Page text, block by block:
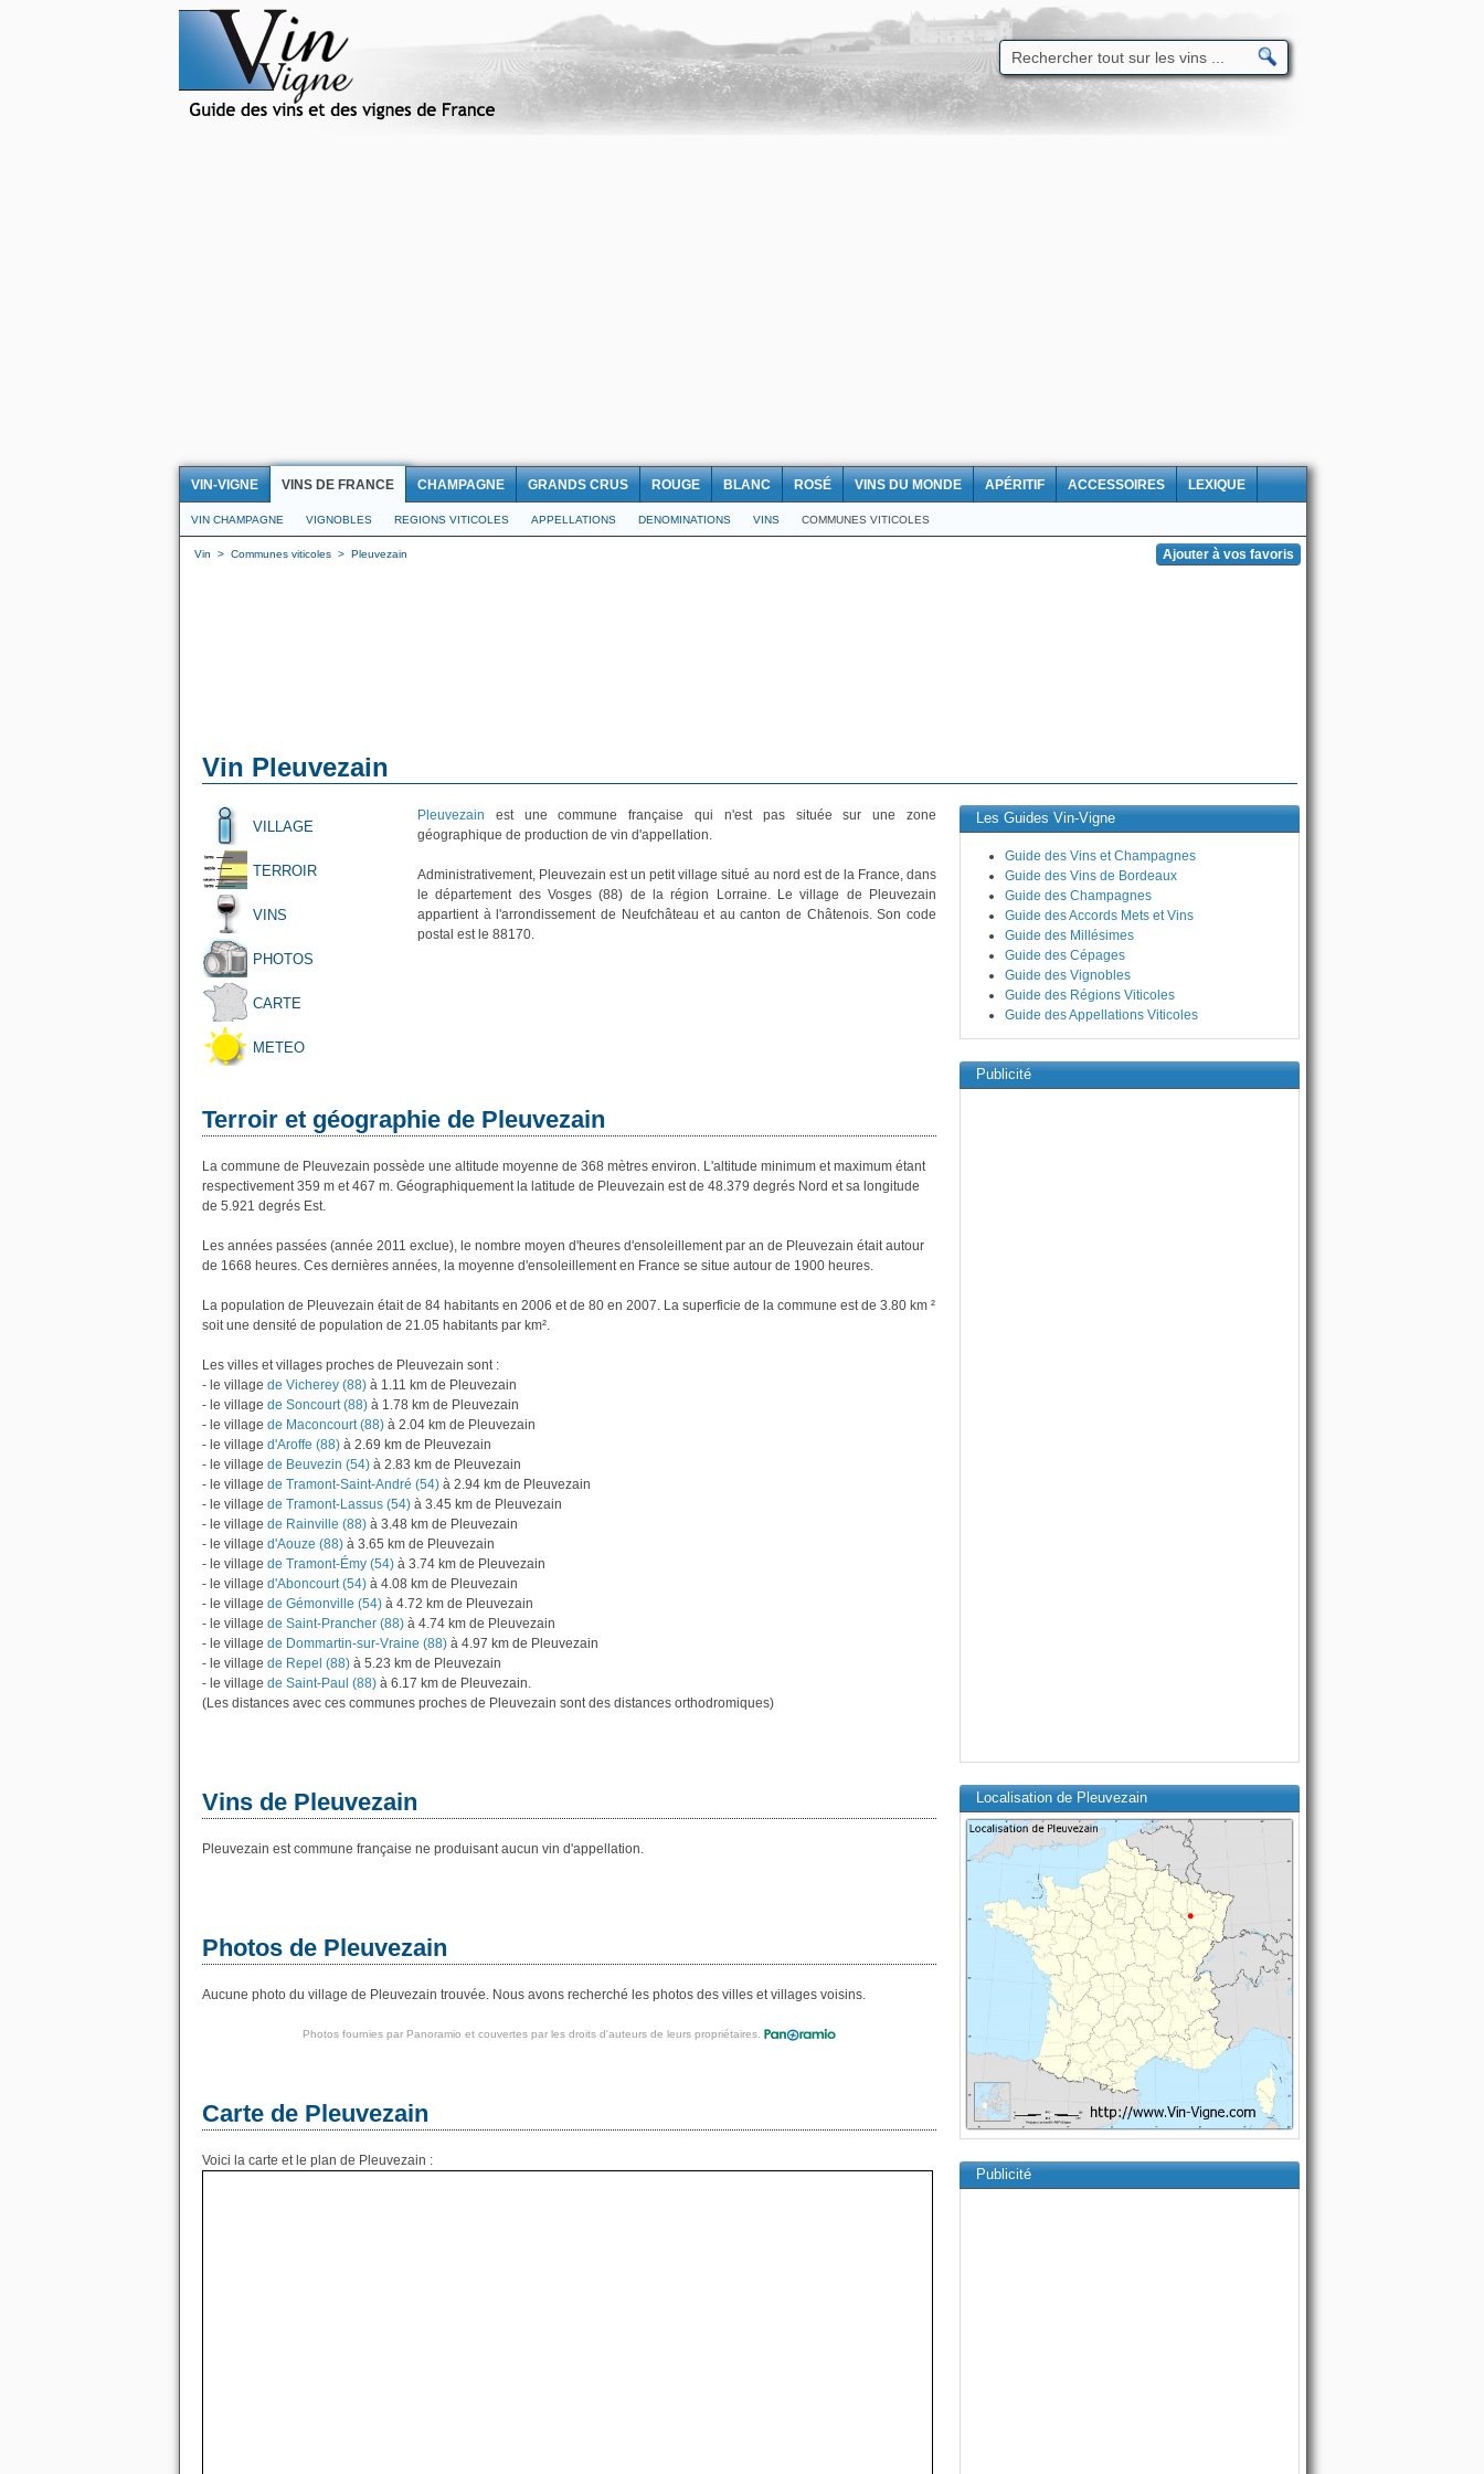
VIN-VIGNE VINS DE FRANCE CHAMPAGNE GRANDS CRUS ROUGE BLANC ROSÉ VINS DU MONDE APÉRITIF ACCESSOIRES LEXIQUE
VIN CHAMPAGNE VIGNOBLES REGIONS VITICOLES APPELLATIONS DENOMINATIONS VINS COMMUNES VITICOLES
Vin > Communes viticoles > Pleuvezain
Vin Pleuvezain
VILLAGE
TERROIR
VINS
PHOTOS
CARTE
METEO
Pleuvezain est une commune française qui n'est pas située sur une zone
géographique de production de vin d'appellation.
Administrativement, Pleuvezain est un petit village situé au nord est de la France, dans
le département des Vosges (88) de la région Lorraine. Le village de Pleuvezain
appartient à l'arrondissement de Neufchâteau et au canton de Châtenois. Son code
postal est le 88170.
Terroir et géographie de Pleuvezain
La commune de Pleuvezain possède une altitude moyenne de 368 mètres environ. L'altitude minimum et maximum étant
respectivement 359 m et 467 m. Géographiquement la latitude de Pleuvezain est de 48.379 degrés Nord et sa longitude
de 5.921 degrés Est.
Les années passées (année 2011 exclue), le nombre moyen d'heures d'ensoleillement par an de Pleuvezain était autour
de 1668 heures. Ces dernières années, la moyenne d'ensoleillement en France se situe autour de 1900 heures.
La population de Pleuvezain était de 84 habitants en 2006 et de 80 en 2007. La superficie de la commune est de 3.80 km ²
soit une densité de population de 21.05 habitants par km².
Les villes et villages proches de Pleuvezain sont :
- le village de Vicherey (88) à 1.11 km de Pleuvezain
- le village de Soncourt (88) à 1.78 km de Pleuvezain
- le village de Maconcourt (88) à 2.04 km de Pleuvezain
- le village d'Aroffe (88) à 2.69 km de Pleuvezain
- le village de Beuvezin (54) à 2.83 km de Pleuvezain
- le village de Tramont-Saint-André (54) à 2.94 km de Pleuvezain
- le village de Tramont-Lassus (54) à 3.45 km de Pleuvezain
- le village de Rainville (88) à 3.48 km de Pleuvezain
- le village d'Aouze (88) à 3.65 km de Pleuvezain
- le village de Tramont-Émy (54) à 3.74 km de Pleuvezain
- le village d'Aboncourt (54) à 4.08 km de Pleuvezain
- le village de Gémonville (54) à 4.72 km de Pleuvezain
- le village de Saint-Prancher (88) à 4.74 km de Pleuvezain
- le village de Dommartin-sur-Vraine (88) à 4.97 km de Pleuvezain
- le village de Repel (88) à 5.23 km de Pleuvezain
- le village de Saint-Paul (88) à 6.17 km de Pleuvezain.
(Les distances avec ces communes proches de Pleuvezain sont des distances orthodromiques)
Vins de Pleuvezain
Pleuvezain est commune française ne produisant aucun vin d'appellation.
Photos de Pleuvezain
Aucune photo du village de Pleuvezain trouvée. Nous avons recherché les photos des villes et villages voisins.
Photos fournies par Panoramio et couvertes par les droits d'auteurs de leurs propriétaires.
Carte de Pleuvezain
Voici la carte et le plan de Pleuvezain :
Les Guides Vin-Vigne
Guide des Vins et Champagnes
Guide des Vins de Bordeaux
Guide des Champagnes
Guide des Accords Mets et Vins
Guide des Millésimes
Guide des Cépages
Guide des Vignobles
Guide des Régions Viticoles
Guide des Appellations Viticoles
Publicité
Localisation de Pleuvezain
Publicité